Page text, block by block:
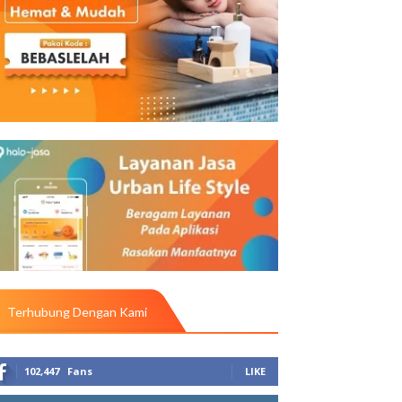
Terhubung Dengan Kami
102,447 Fans LIKE